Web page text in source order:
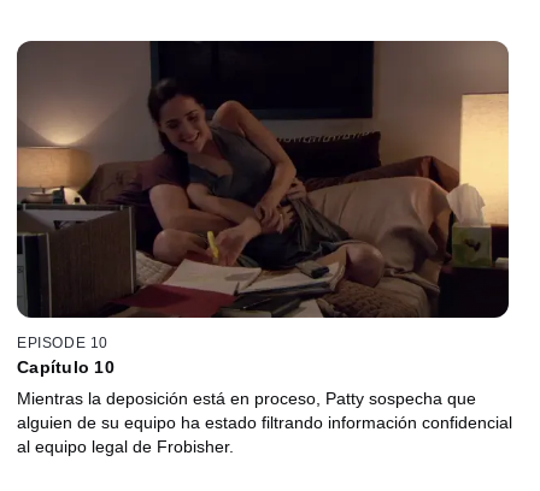
EPISODE 10
Capítulo 10
Mientras la deposición está en proceso, Patty sospecha que
alguien de su equipo ha estado filtrando información confidencial
al equipo legal de Frobisher.